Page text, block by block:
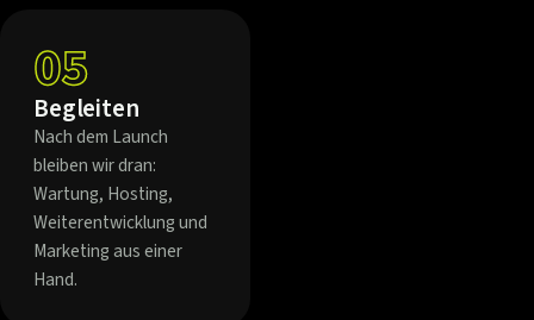
05
Begleiten
Nach dem Launch
bleiben wir dran:
Wartung, Hosting,
Weiterentwicklung und
Marketing aus einer
Hand.